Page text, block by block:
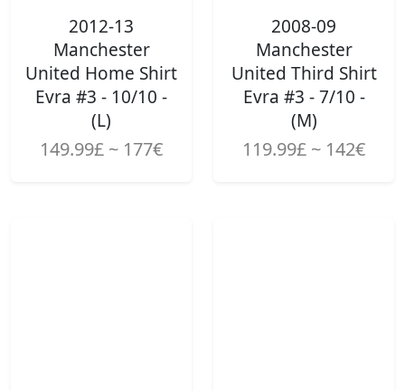
2012-13
Manchester
United Home Shirt
Evra #3 - 10/10 -
(L)
149.99£ ~ 177€
2008-09
Manchester
United Third Shirt
Evra #3 - 7/10 -
(M)
119.99£ ~ 142€